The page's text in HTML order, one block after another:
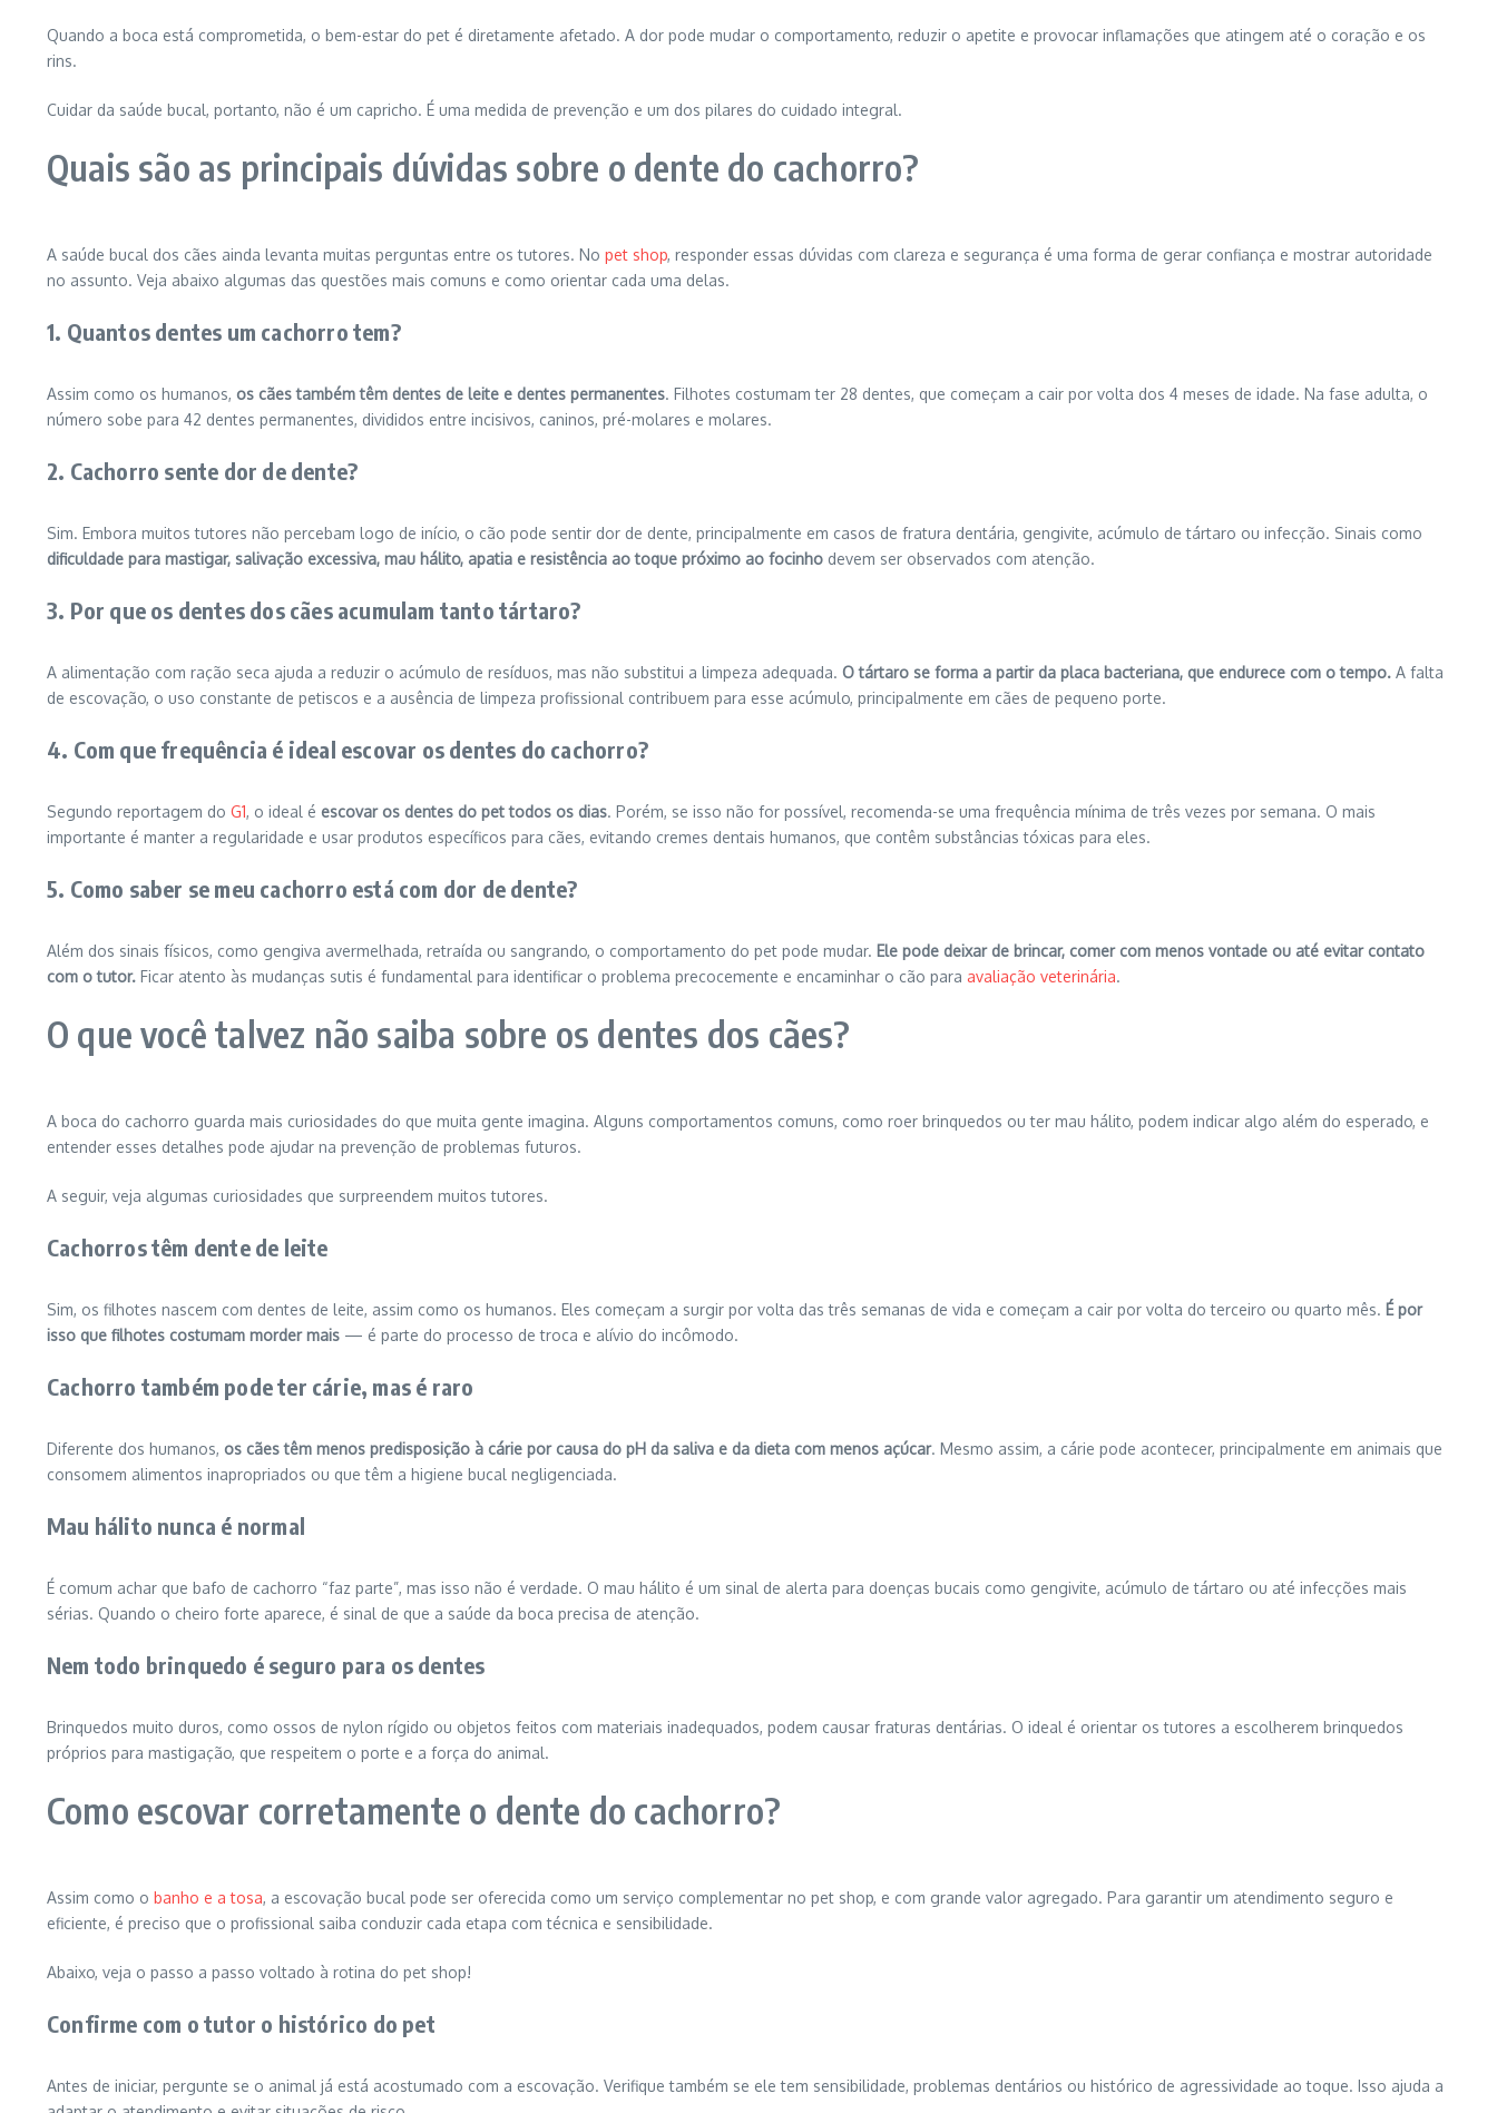
Quando a boca está comprometida, o bem-estar do pet é diretamente afetado. A dor pode mudar o comportamento, reduzir o apetite e provocar inflamações que atingem até o coração e os
rins.
Cuidar da saúde bucal, portanto, não é um capricho. É uma medida de prevenção e um dos pilares do cuidado integral.
Quais são as principais dúvidas sobre o dente do cachorro?
A saúde bucal dos cães ainda levanta muitas perguntas entre os tutores. No pet shop, responder essas dúvidas com clareza e segurança é uma forma de gerar confiança e mostrar autoridade
no assunto. Veja abaixo algumas das questões mais comuns e como orientar cada uma delas.
1. Quantos dentes um cachorro tem?
Assim como os humanos, os cães também têm dentes de leite e dentes permanentes. Filhotes costumam ter 28 dentes, que começam a cair por volta dos 4 meses de idade. Na fase adulta, o
número sobe para 42 dentes permanentes, divididos entre incisivos, caninos, pré-molares e molares.
2. Cachorro sente dor de dente?
Sim. Embora muitos tutores não percebam logo de início, o cão pode sentir dor de dente, principalmente em casos de fratura dentária, gengivite, acúmulo de tártaro ou infecção. Sinais como
dificuldade para mastigar, salivação excessiva, mau hálito, apatia e resistência ao toque próximo ao focinho devem ser observados com atenção.
3. Por que os dentes dos cães acumulam tanto tártaro?
A alimentação com ração seca ajuda a reduzir o acúmulo de resíduos, mas não substitui a limpeza adequada. O tártaro se forma a partir da placa bacteriana, que endurece com o tempo. A falta
de escovação, o uso constante de petiscos e a ausência de limpeza profissional contribuem para esse acúmulo, principalmente em cães de pequeno porte.
4. Com que frequência é ideal escovar os dentes do cachorro?
Segundo reportagem do G1, o ideal é escovar os dentes do pet todos os dias. Porém, se isso não for possível, recomenda-se uma frequência mínima de três vezes por semana. O mais
importante é manter a regularidade e usar produtos específicos para cães, evitando cremes dentais humanos, que contêm substâncias tóxicas para eles.
5. Como saber se meu cachorro está com dor de dente?
Além dos sinais físicos, como gengiva avermelhada, retraída ou sangrando, o comportamento do pet pode mudar. Ele pode deixar de brincar, comer com menos vontade ou até evitar contato
com o tutor. Ficar atento às mudanças sutis é fundamental para identificar o problema precocemente e encaminhar o cão para avaliação veterinária.
O que você talvez não saiba sobre os dentes dos cães?
A boca do cachorro guarda mais curiosidades do que muita gente imagina. Alguns comportamentos comuns, como roer brinquedos ou ter mau hálito, podem indicar algo além do esperado, e
entender esses detalhes pode ajudar na prevenção de problemas futuros.
A seguir, veja algumas curiosidades que surpreendem muitos tutores.
Cachorros têm dente de leite
Sim, os filhotes nascem com dentes de leite, assim como os humanos. Eles começam a surgir por volta das três semanas de vida e começam a cair por volta do terceiro ou quarto mês. É por
isso que filhotes costumam morder mais — é parte do processo de troca e alívio do incômodo.
Cachorro também pode ter cárie, mas é raro
Diferente dos humanos, os cães têm menos predisposição à cárie por causa do pH da saliva e da dieta com menos açúcar. Mesmo assim, a cárie pode acontecer, principalmente em animais que
consomem alimentos inapropriados ou que têm a higiene bucal negligenciada.
Mau hálito nunca é normal
É comum achar que bafo de cachorro “faz parte”, mas isso não é verdade. O mau hálito é um sinal de alerta para doenças bucais como gengivite, acúmulo de tártaro ou até infecções mais
sérias. Quando o cheiro forte aparece, é sinal de que a saúde da boca precisa de atenção.
Nem todo brinquedo é seguro para os dentes
Brinquedos muito duros, como ossos de nylon rígido ou objetos feitos com materiais inadequados, podem causar fraturas dentárias. O ideal é orientar os tutores a escolherem brinquedos
próprios para mastigação, que respeitem o porte e a força do animal.
Como escovar corretamente o dente do cachorro?
Assim como o banho e a tosa, a escovação bucal pode ser oferecida como um serviço complementar no pet shop, e com grande valor agregado. Para garantir um atendimento seguro e
eficiente, é preciso que o profissional saiba conduzir cada etapa com técnica e sensibilidade.
Abaixo, veja o passo a passo voltado à rotina do pet shop!
Confirme com o tutor o histórico do pet
Antes de iniciar, pergunte se o animal já está acostumado com a escovação. Verifique também se ele tem sensibilidade, problemas dentários ou histórico de agressividade ao toque. Isso ajuda a